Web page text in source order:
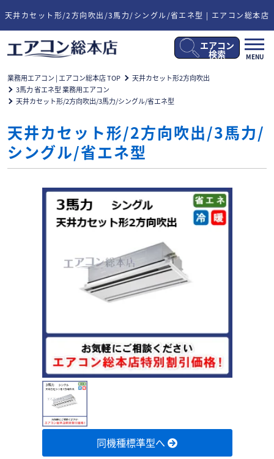
天井カセット形/2方向吹出/3馬力/シングル/省エネ型 | エアコン総本店
メ
ニ
MENU
エアコン
検索
業務用エアコン | エアコン総本店 TOP
天井カセット形2方向吹出
3馬力 省エネ型 業務用エアコン
天井カセット形/2方向吹出/3馬力/シングル/省エネ型
天井カセット形/2方向吹出/3馬力/
シングル/省エネ型
同機種標準型へ